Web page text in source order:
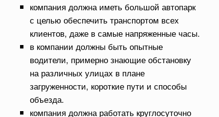
компания должна иметь большой автопарк
с целью обеспечить транспортом всех
клиентов, даже в самые напряженные часы.
в компании должны быть опытные
водители, примерно знающие обстановку
на различных улицах в плане
загруженности, короткие пути и способы
объезда.
компания должна работать круглосуточно